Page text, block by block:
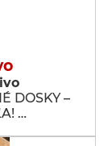
DOSKY –
…